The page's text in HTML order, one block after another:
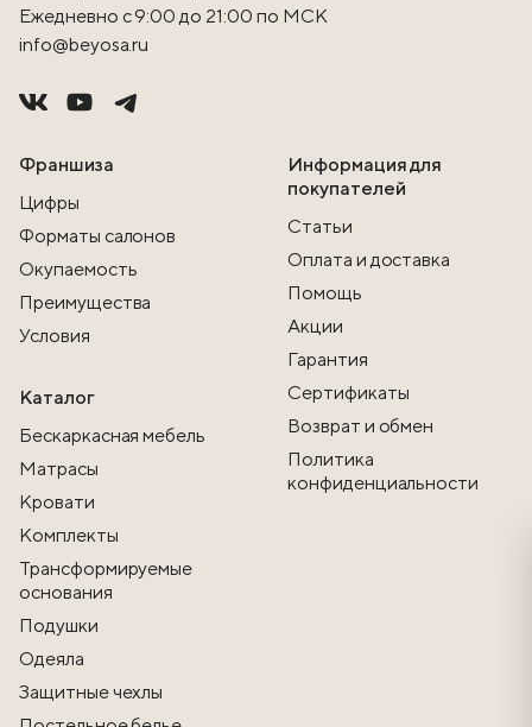
Ежедневно с 9:00 до 21:00 по МСК
info@beyosa.ru
Франшиза
Цифры
Форматы салонов
Окупаемость
Преимущества
Условия
Каталог
Бескаркасная мебель
Матрасы
Кровати
Комплекты
Трансформируемые
основания
Подушки
Одеяла
Защитные чехлы
Информация для
покупателей
Статьи
Оплата и доставка
Помощь
Акции
Гарантия
Сертификаты
Возврат и обмен
Политика
конфиденциальности